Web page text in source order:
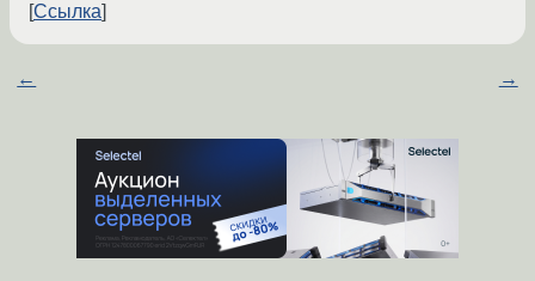
Ссылка
← →